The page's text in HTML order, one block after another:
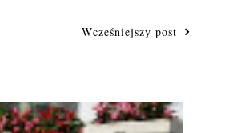
Wcześniejszy post